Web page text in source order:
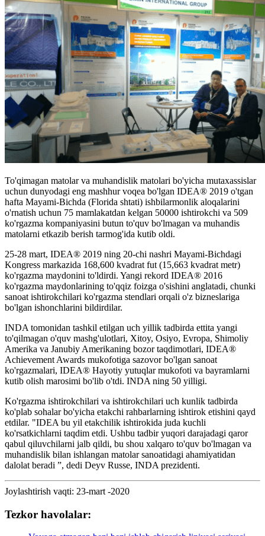
To'qimagan matolar va muhandislik matolari bo'yicha mutaxassislar
uchun dunyodagi eng mashhur voqea bo'lgan IDEA® 2019 o'tgan
hafta Mayami-Bichda (Florida shtati) ishbilarmonlik aloqalarini
o'rnatish uchun 75 mamlakatdan kelgan 50000 ishtirokchi va 509
ko'rgazma kompaniyasini butun to'quv bo'lmagan va muhandis
matolarni etkazib berish tarmog'ida kutib oldi.
25-28 mart, IDEA® 2019 ning 20-chi nashri Mayami-Bichdagi
Kongress markazida 168,600 kvadrat fut (15,663 kvadrat metr)
ko'rgazma maydonini to'ldirdi. Yangi rekord IDEA® 2016
ko'rgazma maydonlarining to'qqiz foizga o'sishini anglatadi, chunki
sanoat ishtirokchilari ko'rgazma stendlari orqali o'z bizneslariga
bo'lgan ishonchlarini bildirdilar.
INDA tomonidan tashkil etilgan uch yillik tadbirda ettita yangi
to'qilmagan o'quv mashg'ulotlari, Xitoy, Osiyo, Evropa, Shimoliy
Amerika va Janubiy Amerikaning bozor taqdimotlari, IDEA®
Achievement Awards mukofotiga sazovor bo'lgan sanoat
ko'rgazmalari, IDEA® Hayotiy yutuqlar mukofoti va bayramlarni
kutib olish marosimi bo'lib o'tdi. INDA ning 50 yilligi.
Ko'rgazma ishtirokchilari va ishtirokchilari uch kunlik tadbirda
ko'plab sohalar bo'yicha etakchi rahbarlarning ishtirok etishini qayd
etdilar. "IDEA bu ​​yil etakchilik ishtirokida juda kuchli
ko'rsatkichlarni taqdim etdi. Ushbu tadbir yuqori darajadagi qaror
qabul qiluvchilarni jalb qildi, bu shou xalqaro to'quv bo'lmagan va
muhandislik bilan ishlangan matolar sanoatidagi ahamiyatidan
dalolat beradi ”, dedi Deyv Russe, INDA prezidenti.
Joylashtirish vaqti: 23-mart -2020
Tezkor havolalar: